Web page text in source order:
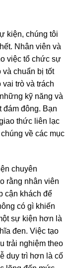
kiện, chúng tôi
Nhân viên và
việc tổ chức sự
và chuẩn bị tốt
trò và trách
kỹ năng và
đám đông. Bạn
thức liên lạc
về các mục
chuyên
rằng nhân viên
cận khách để
có gì khiến
sự kiện hơn là
đen. Việc tạo
trải nghiệm theo
duy trì hơn là cố